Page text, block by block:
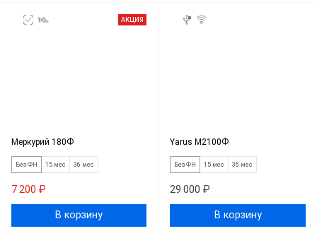
АКЦИЯ
Меркурий 180Ф
Без ФН 15 мес 36 мес
7 200 ₽
В корзину
Yarus M2100Ф
Без ФН 15 мес 36 мес
29 000 ₽
В корзину